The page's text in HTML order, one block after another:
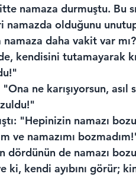
namaza durmuştu. Bu
namazda olduğunu
namaza daha vakit var
kendisini tutamayarak
ne karışıyorsun,
"Hepinizin namazı
ve namazımı
dördünün de namazı
kendi ayıbını görür;